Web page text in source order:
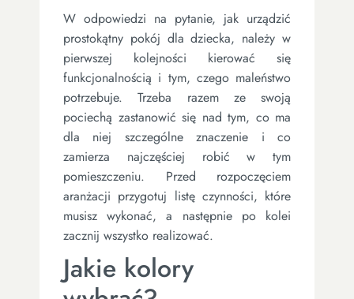
W odpowiedzi na pytanie, jak urządzić
prostokątny pokój dla dziecka, należy w
pierwszej kolejności kierować się
funkcjonalnością i tym, czego maleństwo
potrzebuje. Trzeba razem ze swoją
pociechą zastanowić się nad tym, co ma
dla niej szczególne znaczenie i co
zamierza najczęściej robić w tym
pomieszczeniu. Przed rozpoczęciem
aranżacji przygotuj listę czynności, które
musisz wykonać, a następnie po kolei
zacznij wszystko realizować.
Jakie kolory